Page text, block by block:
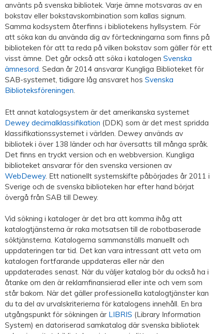
använts på svenska bibliotek. Varje ämne motsvaras av en
bokstav eller bokstavskombination som kallas signum.
Samma kodsystem återfinns i bibliotekens hyllsystem. För
att söka kan du använda dig av förteckningarna som finns på
biblioteken för att ta reda på vilken bokstav som gäller för ett
visst ämne. Det går också att söka i katalogen Svenska
ämnesord. Sedan år 2014 ansvarar Kungliga Biblioteket för
SAB-systemet, tidigare låg ansvaret hos Svenska
Biblioteksföreningen.
Ett annat katalogsystem är det amerikanska systemet
Dewey decimalklassifikation (DDK) som är det mest spridda
klassifikationssystemet i världen. Dewey används av
bibliotek i över 138 länder och har översatts till många språk.
Det finns en tryckt version och en webbversion. Kungliga
biblioteket ansvarar för den svenska versionen av
WebDewey. Ett nationellt systemskifte påbörjades år 2011 i
Sverige och de svenska biblioteken har efter hand börjat
övergå från SAB till Dewey.
Vid sökning i kataloger är det bra att komma ihåg att
katalogtjänsterna är raka motsatsen till de robotbaserade
söktjänsterna. Katalogerna sammanställs manuellt och
uppdateringen tar tid. Det kan vara intressant att veta om
katalogen fortfarande uppdateras eller när den
uppdaterades senast. När du väljer katalog bör du också ha i
åtanke om den är reklamfinansierad eller inte och vem som
står bakom. När det gäller professionella katalogtjänster kan
du ta del av urvalskriterierna för katalogens innehåll. En bra
utgångspunkt för sökningen är LIBRIS (Library Information
System) en datoriserad samkatalog där svenska bibliotek